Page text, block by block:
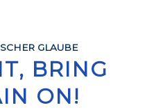
GLAUBE
BRING
ON!